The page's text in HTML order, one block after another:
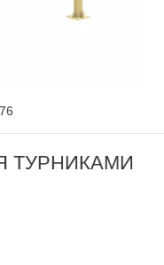
ТУРНИКАМИ